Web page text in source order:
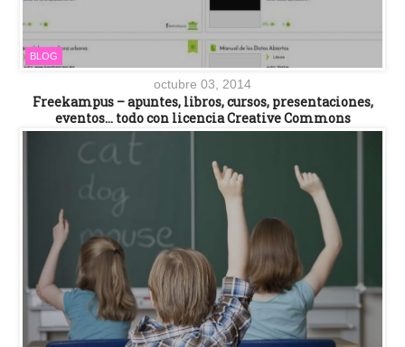
BLOG
octubre 03, 2014
Freekampus – apuntes, libros, cursos, presentaciones,
eventos… todo con licencia Creative Commons